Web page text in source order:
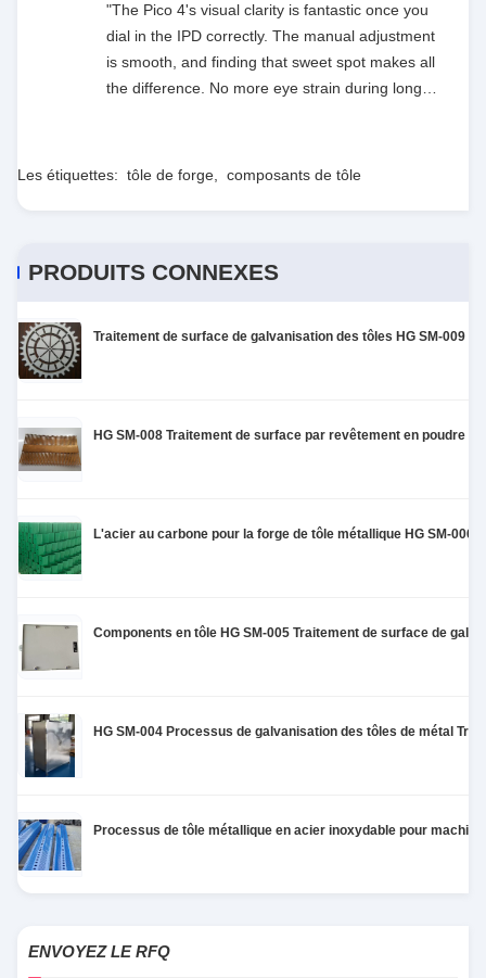
"The Pico 4's visual clarity is fantastic once you
dial in the IPD correctly. The manual adjustment
is smooth, and finding that sweet spot makes all
the difference. No more eye strain during long
fantastic once you dial in the IPD correctly. The
taking the time to set it up properly!""The Pico 4's
finding that sweet spot makes all the difference.
properly!""The Pico 4's visual clarity is fantastic
during long sessions. Highly r
Les étiquettes: tôle de forge composants de tôle
PRODUITS CONNEXES
Traitement de surface de galvanisation des tôles HG SM-009
HG SM-008 Traitement de surface par revêtement en poudre
L'acier au carbone pour la forge de tôle métallique HG SM-006
Components en tôle HG SM-005 Traitement de surface de
HG SM-004 Processus de galvanisation des tôles de métal
Processus de tôle métallique en acier inoxydable pour
ENVOYEZ LE RFQ